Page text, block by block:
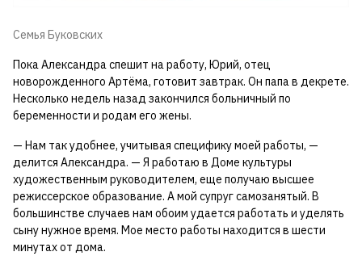
Семья Буковских
Пока Александра спешит на работу, Юрий, отец
новорожденного Артёма, готовит завтрак. Он папа в декрете.
Несколько недель назад закончился больничный по
беременности и родам его жены.
— Нам так удобнее, учитывая специфику моей работы, —
делится Александра. — Я работаю в Доме культуры
художественным руководителем, еще получаю высшее
режиссерское образование. А мой супруг самозанятый. В
большинстве случаев нам обоим удается работать и уделять
сыну нужное время. Мое место работы находится в шести
минутах от дома.